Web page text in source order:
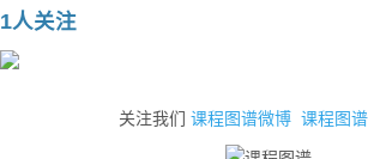
1人关注
关注我们 课程图谱微博 课程图